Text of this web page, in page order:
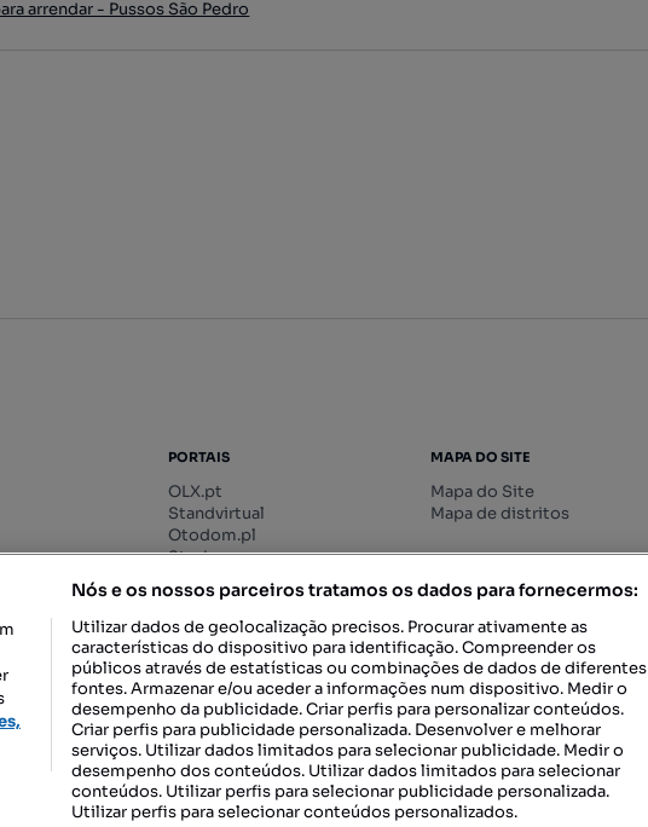
arrendar - Pussos São Pedro
PORTAIS
OLX.pt
Standvirtual
Otodom.pl
Storia.ro
MAPA DO SITE
Mapa do Site
Mapa de distritos
DESCARREGAR NA:
Nós e os nossos parceiros tratamos os dados para fornecermos:
Utilizar dados de geolocalização precisos. Procurar ativamente as
características do dispositivo para identificação. Compreender os
públicos através de estatísticas ou combinações de dados de diferentes
fontes. Armazenar e/ou aceder a informações num dispositivo. Medir o
desempenho da publicidade. Criar perfis para personalizar conteúdos.
Criar perfis para publicidade personalizada. Desenvolver e melhorar
serviços. Utilizar dados limitados para selecionar publicidade. Medir o
desempenho dos conteúdos. Utilizar dados limitados para selecionar
conteúdos. Utilizar perfis para selecionar publicidade personalizada.
Utilizar perfis para selecionar conteúdos personalizados.